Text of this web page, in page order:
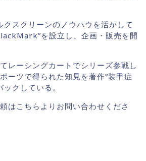
スクリーンのノウハウを活かして
を設立し、企画・販売を開
レーシングカートでシリーズ参戦し
ーツで得られた知見を著作”装甲症
クしている。
はこちらよりお問い合わせくださ